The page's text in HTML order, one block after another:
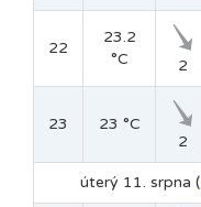
22
23.2
°C
2
23
23 °C
2
úterý 11. srpna (